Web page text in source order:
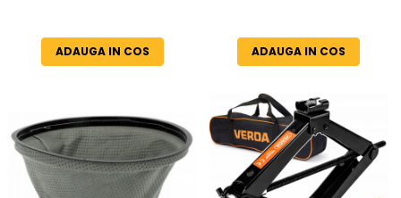
ADAUGA IN COS ADAUGA IN COS